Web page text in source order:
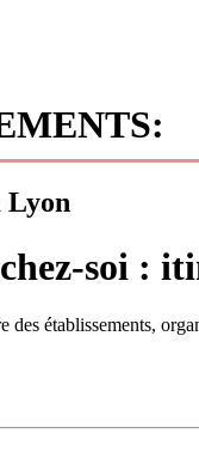
Lyon
soi :
établissements,